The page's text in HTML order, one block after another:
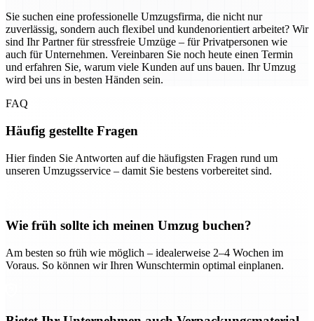
Sie suchen eine professionelle Umzugsfirma, die nicht nur
zuverlässig, sondern auch flexibel und kundenorientiert arbeitet? Wir
sind Ihr Partner für stressfreie Umzüge – für Privatpersonen wie
auch für Unternehmen. Vereinbaren Sie noch heute einen Termin
und erfahren Sie, warum viele Kunden auf uns bauen. Ihr Umzug
wird bei uns in besten Händen sein.
FAQ
Häufig gestellte Fragen
Hier finden Sie Antworten auf die häufigsten Fragen rund um
unseren Umzugsservice – damit Sie bestens vorbereitet sind.
Wie früh sollte ich meinen Umzug buchen?
Am besten so früh wie möglich – idealerweise 2–4 Wochen im
Voraus. So können wir Ihren Wunschtermin optimal einplanen.